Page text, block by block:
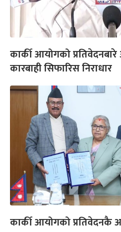
कार्की आयोगको प्रतिवेदनबारे
कारबाही सिफारिस निराधार
कार्की आयोगको प्रतिवेदनकै